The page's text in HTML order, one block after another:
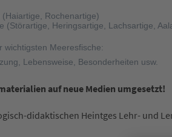
(Haiartige, Rochenartige)
(Störartige, Heringsartige, Lachsartige,
wichtigsten Meeresfische:
Lebensweise, Besonderheiten usw.
auf neue Medien umgesetzt!
didaktischen Heintges Lehr- und